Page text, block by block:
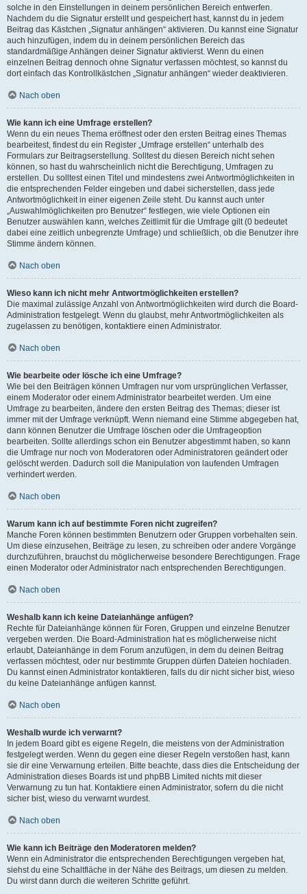
solche in den Einstellungen in deinem persönlichen Bereich entwerfen.
Nachdem du die Signatur erstellt und gespeichert hast, kannst du in jedem
Beitrag das Kästchen „Signatur anhängen“ aktivieren. Du kannst eine Signatur
auch hinzufügen, indem du in deinem persönlichen Bereich das
standardmäßige Anhängen deiner Signatur aktivierst. Wenn du einen
einzelnen Beitrag dennoch ohne Signatur verfassen möchtest, so kannst du
dort einfach das Kontrollkästchen „Signatur anhängen“ wieder deaktivieren.
Nach oben
Wie kann ich eine Umfrage erstellen?
Wenn du ein neues Thema eröffnest oder den ersten Beitrag eines Themas
bearbeitest, findest du ein Register „Umfrage erstellen“ unterhalb des
Formulars zur Beitragserstellung. Solltest du diesen Bereich nicht sehen
können, so hast du wahrscheinlich nicht die Berechtigung, Umfragen zu
erstellen. Du solltest einen Titel und mindestens zwei Antwortmöglichkeiten in
die entsprechenden Felder eingeben und dabei sicherstellen, dass jede
Antwortmöglichkeit in einer eigenen Zeile steht. Du kannst auch unter
„Auswahlmöglichkeiten pro Benutzer“ festlegen, wie viele Optionen ein
Benutzer auswählen kann, welches Zeitlimit für die Umfrage gilt (0 bedeutet
dabei eine zeitlich unbegrenzte Umfrage) und schließlich, ob die Benutzer ihre
Stimme ändern können.
Nach oben
Wieso kann ich nicht mehr Antwortmöglichkeiten erstellen?
Die maximal zulässige Anzahl von Antwortmöglichkeiten wird durch die Board-
Administration festgelegt. Wenn du glaubst, mehr Antwortmöglichkeiten als
zugelassen zu benötigen, kontaktiere einen Administrator.
Nach oben
Wie bearbeite oder lösche ich eine Umfrage?
Wie bei den Beiträgen können Umfragen nur vom ursprünglichen Verfasser,
einem Moderator oder einem Administrator bearbeitet werden. Um eine
Umfrage zu bearbeiten, ändere den ersten Beitrag des Themas; dieser ist
immer mit der Umfrage verknüpft. Wenn niemand eine Stimme abgegeben hat,
dann können Benutzer die Umfrage löschen oder die Umfrageoption
bearbeiten. Sollte allerdings schon ein Benutzer abgestimmt haben, so kann
die Umfrage nur noch von Moderatoren oder Administratoren geändert oder
gelöscht werden. Dadurch soll die Manipulation von laufenden Umfragen
verhindert werden.
Nach oben
Warum kann ich auf bestimmte Foren nicht zugreifen?
Manche Foren können bestimmten Benutzern oder Gruppen vorbehalten sein.
Um diese einzusehen, Beiträge zu lesen, zu schreiben oder andere Vorgänge
durchzuführen, brauchst du möglicherweise besondere Berechtigungen. Frage
einen Moderator oder Administrator nach entsprechenden Berechtigungen.
Nach oben
Weshalb kann ich keine Dateianhänge anfügen?
Rechte für Dateianhänge können für Foren, Gruppen und einzelne Benutzer
vergeben werden. Die Board-Administration hat es möglicherweise nicht
erlaubt, Dateianhänge in dem Forum anzufügen, in dem du deinen Beitrag
verfassen möchtest, oder nur bestimmte Gruppen dürfen Dateien hochladen.
Du kannst einen Administrator kontaktieren, falls du dir nicht sicher bist, wieso
du keine Dateianhänge anfügen kannst.
Nach oben
Weshalb wurde ich verwarnt?
In jedem Board gibt es eigene Regeln, die meistens von der Administration
festgelegt werden. Wenn du gegen eine dieser Regeln verstoßen hast, kann
sie dir eine Verwarnung erteilen. Bitte beachte, dass dies die Entscheidung der
Administration dieses Boards ist und phpBB Limited nichts mit dieser
Verwarnung zu tun hat. Kontaktiere einen Administrator, sofern du die nicht
sicher bist, wieso du verwarnt wurdest.
Nach oben
Wie kann ich Beiträge den Moderatoren melden?
Wenn ein Administrator die entsprechenden Berechtigungen vergeben hat,
siehst du eine Schaltfläche in der Nähe des Beitrags, um diesen zu melden.
Du wirst dann durch die weiteren Schritte geführt.